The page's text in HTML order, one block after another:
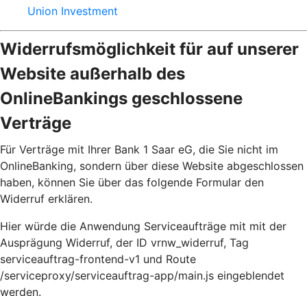
Union Investment
Widerrufsmöglichkeit für auf unserer
Website außerhalb des
OnlineBankings geschlossene
Verträge
Für Verträge mit Ihrer Bank 1 Saar eG, die Sie nicht im
OnlineBanking, sondern über diese Website abgeschlossen
haben, können Sie über das folgende Formular den
Widerruf erklären.
Hier würde die Anwendung Serviceaufträge mit mit der
Ausprägung Widerruf, der ID vrnw_widerruf, Tag
serviceauftrag-frontend-v1 und Route
/serviceproxy/serviceauftrag-app/main.js eingeblendet
werden.